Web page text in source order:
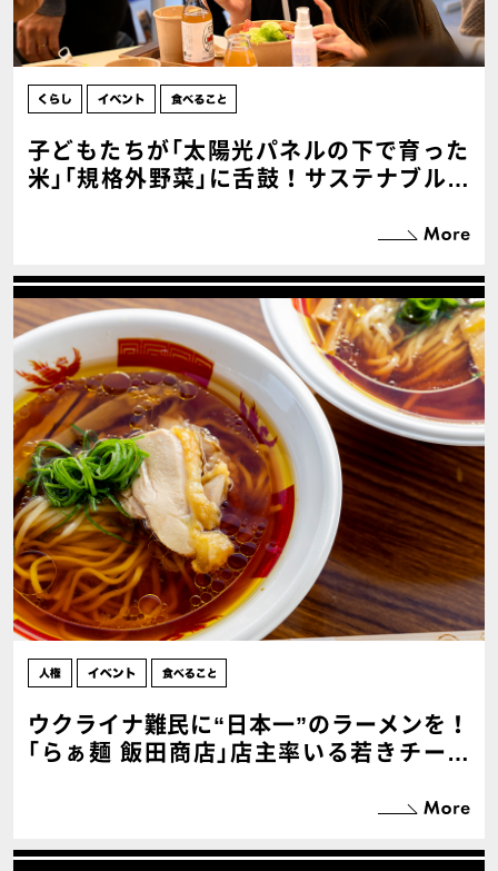
子どもたちが｢太陽光パネルの下で育った
米｣｢規格外野菜｣に舌鼓！サステナブルを
ウクライナ難民に“日本一”のラーメンを！
｢らぁ麺 飯田商店｣店主率いる若きチーム